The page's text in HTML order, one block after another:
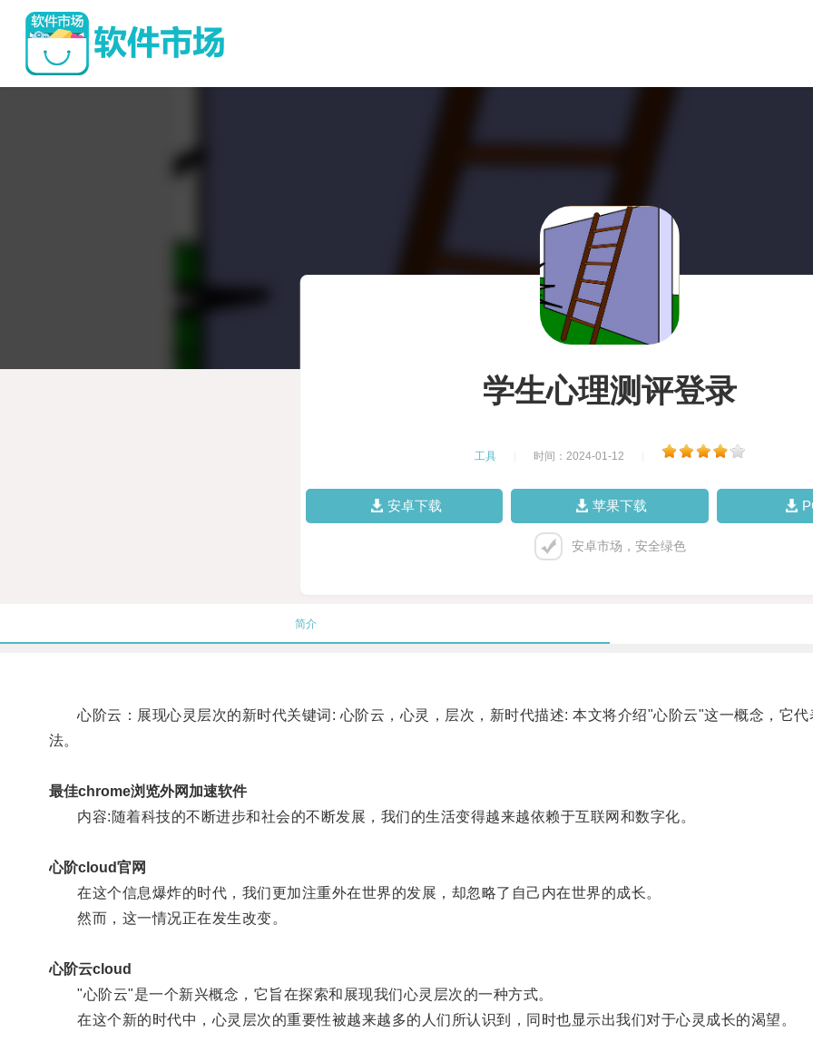
学生心理测评登录
工具 时间：2024-01-12
安卓下载 苹果下载
安卓市场，安全绿色
简介
心阶云：展现心灵层次的新时代关键词: 心阶云，心灵，层次，新时代描述: 本文将介绍"心阶云"这一概念，它代
法。
最佳chrome浏览外网加速软件
内容:随着科技的不断进步和社会的不断发展，我们的生活变得越来越依赖于互联网和数字化。
心阶cloud官网
在这个信息爆炸的时代，我们更加注重外在世界的发展，却忽略了自己内在世界的成长。
然而，这一情况正在发生改变。
心阶云cloud
"心阶云"是一个新兴概念，它旨在探索和展现我们心灵层次的一种方式。
在这个新的时代中，心灵层次的重要性被越来越多的人们所认识到，同时也显示出我们对于心灵成长的渴望。